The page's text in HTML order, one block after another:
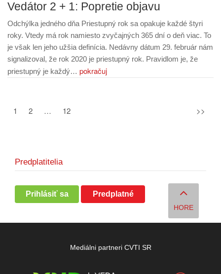
Vedátor 2 + 1: Popretie objavu
Odchýlka jedného dňa Priestupný rok sa opakuje každé štyri
roky. Vtedy má rok namiesto zvyčajných 365 dní o deň viac. To
je však len jeho užšia definícia. Nedávny dátum 29. február nám
signalizoval, že rok 2020 je priestupný rok. Pravidlom je, že
priestupný je každý… pokračuj
1 2 … 12 >>
Predplatitelia
Prihlásiť sa Predplatné
HORE
Mediálni partneri CVTI SR